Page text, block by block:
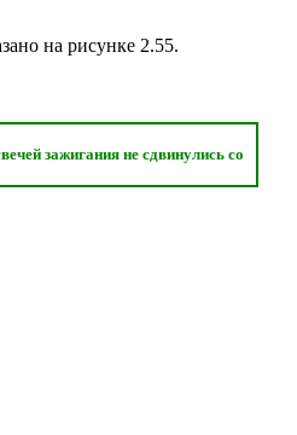
на рисунке 2.55.
зажигания не сдвинулись со